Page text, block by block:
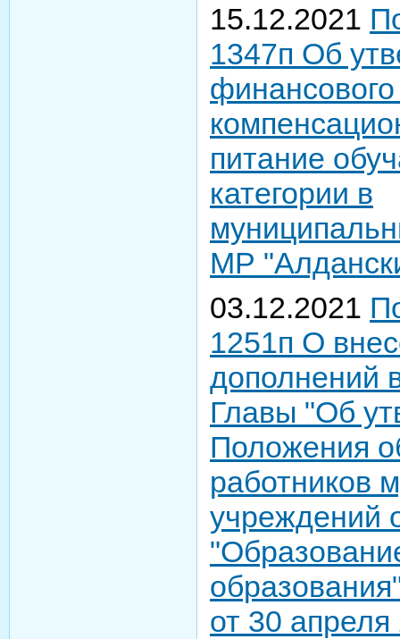
15.12.2021
1347п Об
питание
категории в
МР
03.12.2021
1251п О
дополнений
Главы "Об
Положения
работников
учреждений
от 30